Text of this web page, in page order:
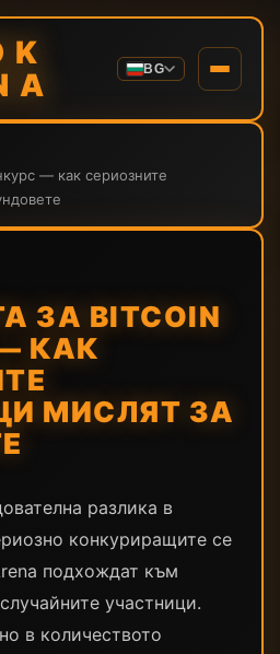
BG
— как сериозните
ЗА BITCOIN
КАК
МИСЛЯТ ЗА
разлика в
конкуриращите се
подхождат към
участници.
в количеството